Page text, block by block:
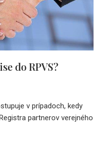
do RPVS?
v prípadoch, kedy
partnerov verejného